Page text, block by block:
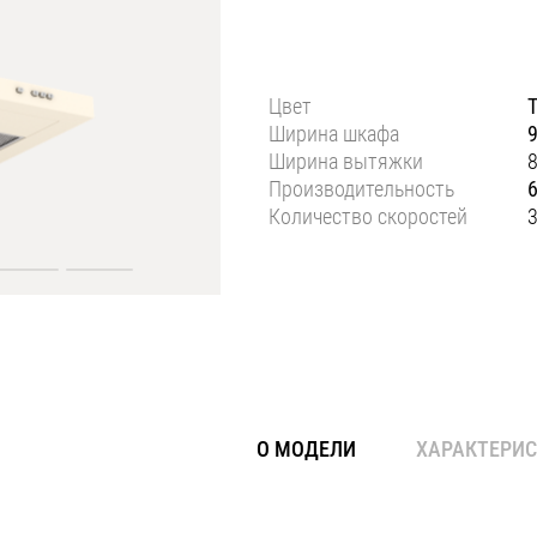
Цвет
Ширина шкафа
Ширина вытяжки
Производительность
Количество скоростей
3
О МОДЕЛИ